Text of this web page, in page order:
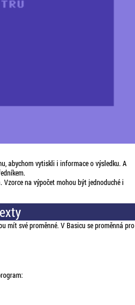
abychom vytiskli i informace o výsledku. A
na výpočet mohou být jednoduché i
mít své proměnné. V Basicu se proměnná pro